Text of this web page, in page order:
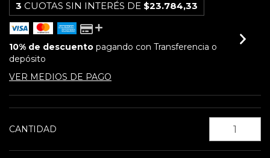
3 CUOTAS SIN INTERÉS DE $23.784,33
10% de descuento pagando con Transferencia o
depósito
VER MEDIOS DE PAGO
CANTIDAD